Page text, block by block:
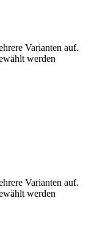
Varianten auf.
werden
Varianten auf.
werden